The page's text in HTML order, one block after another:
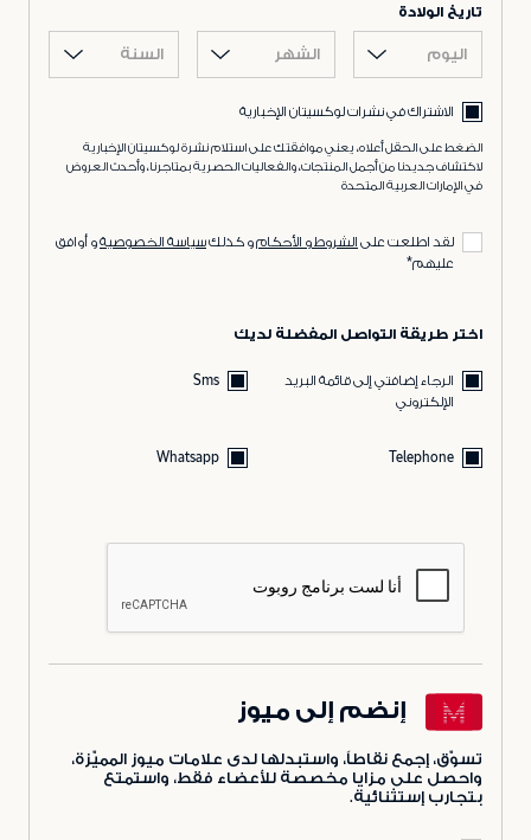
تاريخ الولادة
اليوم الشهر السنة
الاشتراك في نشرات لوكسيتان الإخبارية
الضغط على الحقل أعلاه، يعني موافقتك على استلام نشرة لوكسيتان الإخبارية
لاكتشاف جديدنا من أجمل المنتجات، والفعاليات الحصرية بمتاجرنا، وأحدث العروض
في الإمارات العربية المتحدة
لقد اطلعت على الشروط و الأحكامو كذلكسياسة الخصوصيةو أوافق
عليهم*
اختر طريقة التواصل المفضلة لديك
الرجاء إضافتي إلى قائمة البريد
الإلكتروني
Sms
Telephone
Whatsapp
إنضم إلى ميوز
تسوّق، إجمع نقاطاً، واستبدلها لدى علامات ميوز المميّزة،
واحصل على مزايا مخصصة للأعضاء فقط، واستمتع
بتجارب إستثنائية.